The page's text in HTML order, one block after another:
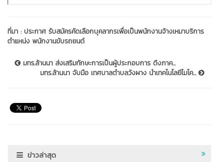
ที่มา : ประกาศ รับสมัครคัดเลือกบุคลากรเพื่อเป็นพนักงานจ้างเหมาบริการ
ตำแหน่ง พนักงานขับรถยนต์
มทร.ล้านนา ส่งเสริมทักษะการเป็นผู้ประกอบการ ดึงภาค...
มทร.ล้านนา จับมือ เทศบาลตำบลวังผาง นำเทคโนโลยีไมโค...
ข่าวล่าสุด